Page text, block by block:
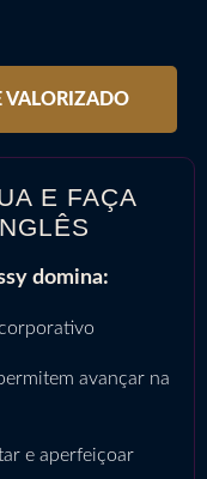
VALORIZADO
E FAÇA
domina:
avançar na
e aperfeiçoar